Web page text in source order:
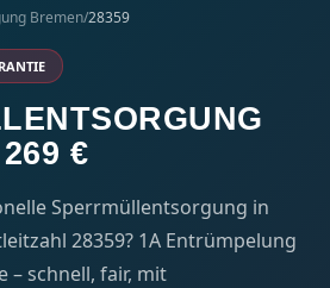
Bremen/28359
€
Sperrmüllentsorgung in
28359? 1A Entrümpelung
– schnell, fair, mit